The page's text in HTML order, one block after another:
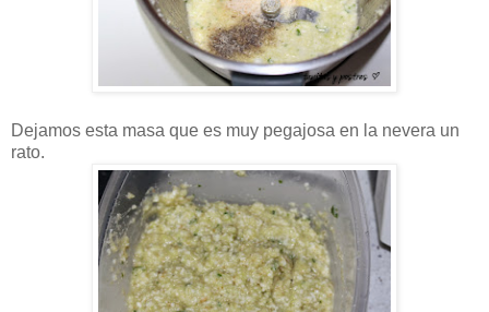
Dejamos esta masa que es muy pegajosa en la nevera un
rato.